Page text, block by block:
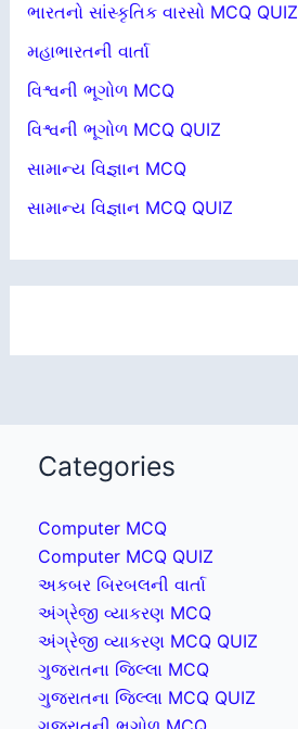
ભારતનો સાંસ્કૃતિક વારસો MCQ QUIZ
મહાભારતની વાર્તા
વિશ્વની ભૂગોળ MCQ
વિશ્વની ભૂગોળ MCQ QUIZ
સામાન્ય વિજ્ઞાન MCQ
સામાન્ય વિજ્ઞાન MCQ QUIZ
Categories
Computer MCQ
Computer MCQ QUIZ
અકબર બિરબલની વાર્તા
અંગ્રેજી વ્યાકરણ MCQ
અંગ્રેજી વ્યાકરણ MCQ QUIZ
ગુજરાતના જિલ્લા MCQ
ગુજરાતના જિલ્લા MCQ QUIZ